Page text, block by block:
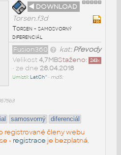
◄ DOWNLOAD
Torsen.f3d
Torsen - samosvorný
diferenciál
kat:Převody
Fusion360
Staženo: 243x
Velikost 4,7MB
• ze dne 28.04.2018
Umístil: LatCh^ • md5:
samosvorný diferenciál
registrované členy webu
- registrace je bezplatná.